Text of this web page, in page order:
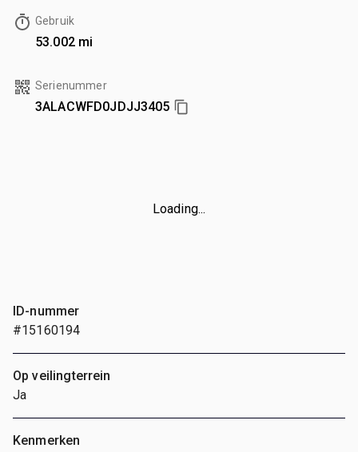
Gebruik
53.002 mi
Serienummer
3ALACWFD0JDJJ3405
Loading...
ID-nummer
#15160194
Op veilingterrein
Ja
Kenmerken